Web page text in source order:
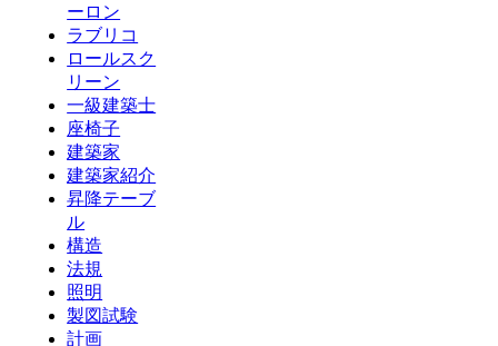
ーロン
ラブリコ
ロールスク
リーン
一級建築士
座椅子
建築家
建築家紹介
昇降テーブ
ル
構造
法規
照明
製図試験
計画